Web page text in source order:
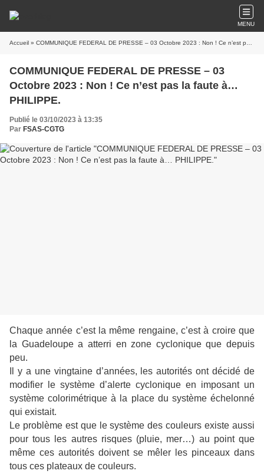
MENU
Accueil » COMMUNIQUE FEDERAL DE PRESSE – 03 Octobre 2023 : Non ! Ce n’est pas la faute à… PHILIPPE.
COMMUNIQUE FEDERAL DE PRESSE – 03
Octobre 2023 : Non ! Ce n’est pas la faute à…
PHILIPPE.
Publié le 03/10/2023 à 13:35
Par FSAS-CGTG
Chaque année c’est la même rengaine, c’est à croire que
la Guadeloupe a atterri en zone cyclonique que depuis
peu.
Il y a une vingtaine d’années, les autorités ont décidé de
modifier le système d’alerte cyclonique en imposant un
système colorimétrique à la place du système échelonné
qui existait.
Le problème est que le système des couleurs existe aussi
pour tous les autres risques (pluie, mer…) au point que
même ces autorités doivent se mêler les pinceaux dans
tous ces plateaux de couleurs.